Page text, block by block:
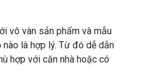
vô vàn sản phẩm và mẫu
là hợp lý. Từ đó dễ dẫn
hợp với căn nhà hoặc có